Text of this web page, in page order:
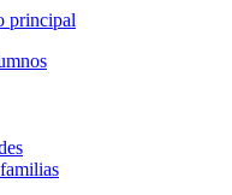
principal